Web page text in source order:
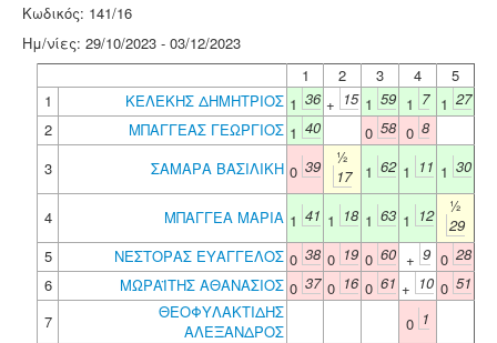
Κωδικός: 141/16
Ημ/νίες: 29/10/2023 - 03/12/2023
1
2 3 4
5
1
ΚΕΛΕΚΗΣ ΔΗΜΗΤΡΙΟΣ 1 36 + 15 1 59 1 7 1 27
2
ΜΠΑΓΓΕΑΣ ΓΕΩΡΓΙΟΣ 1 40 0 58 0 8
3
ΣΑΜΑΡΑ ΒΑΣΙΛΙΚΗ 0 39
½
17
1 62 1 11 1 30
4 ΜΠΑΓΓΕΑ ΜΑΡΙΑ 1 41 1 18 1 63 1 12
½
29
5
ΝΕΣΤΟΡΑΣ ΕΥΑΓΓΕΛΟΣ 0 38 0 19 0 60 + 9 0 28
6
ΜΩΡΑΪΤΗΣ ΑΘΑΝΑΣΙΟΣ 0 37 0 16 0 61 + 10 0 51
7
ΘΕΟΦΥΛΑΚΤΙΔΗΣ
ΑΛΕΞΑΝΔΡΟΣ
0 1